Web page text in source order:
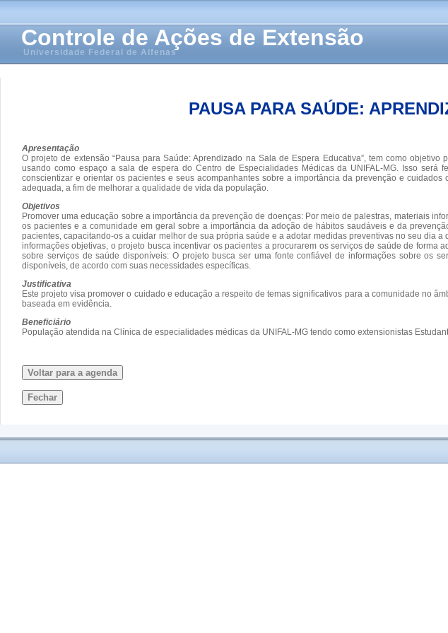
Controle de Ações de Extensão
Universidade Federal de Alfenas
PAUSA PARA SAÚDE:
Apresentação
O projeto de extensão “Pausa para Saúde: Aprendizado na Sala de Espera Educativa”, tem como
usando como espaço a sala de espera do Centro de Especialidades Médicas da UNIFAL-MG. Isso
conscientizar e orientar os pacientes e seus acompanhantes sobre a importância da prevenção e
adequada, a fim de melhorar a qualidade de vida da população.
Objetivos
Promover uma educação sobre a importância da prevenção de doenças: Por meio de palestras, materiais
os pacientes e a comunidade em geral sobre a importância da adoção de hábitos saudáveis e da
pacientes, capacitando-os a cuidar melhor de sua própria saúde e a adotar medidas preventivas no seu dia
informações objetivas, o projeto busca incentivar os pacientes a procurarem os serviços de saúde de
sobre serviços de saúde disponíveis: O projeto busca ser uma fonte confiável de informações sobre os
disponíveis, de acordo com suas necessidades específicas.
Justificativa
Este projeto visa promover o cuidado e educação a respeito de temas significativos para a comunidade no
baseada em evidência.
Beneficiário
População atendida na Clínica de especialidades médicas da UNIFAL-MG tendo como extensionistas
Voltar para a agenda
Fechar